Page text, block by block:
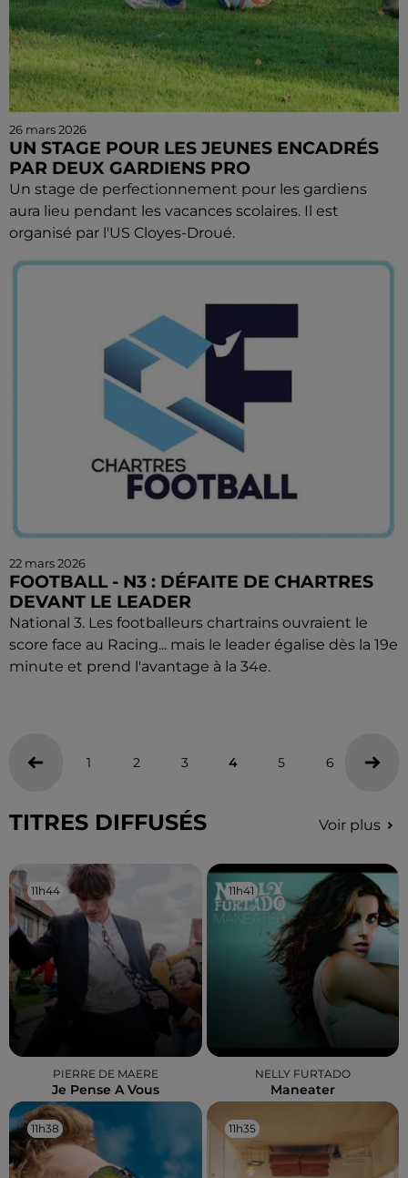
26 mars 2026
UN STAGE POUR LES JEUNES ENCADRÉS
PAR DEUX GARDIENS PRO
Un stage de perfectionnement pour les gardiens
aura lieu pendant les vacances scolaires. Il est
organisé par l'US Cloyes-Droué.
22 mars 2026
FOOTBALL - N3 : DÉFAITE DE CHARTRES
DEVANT LE LEADER
National 3. Les footballeurs chartrains ouvraient le
score face au Racing... mais le leader égalise dès la 19e
minute et prend l'avantage à la 34e.
1 2 3 4 5 6 7
TITRES DIFFUSÉS Voir plus
11h44
11h44
PIERRE DE MAERE
Je Pense A Vous
11h41
11h41
NELLY FURTADO
Maneater
11h38
11h38 11h35
11h35